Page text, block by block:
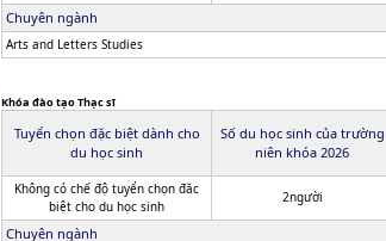
Chuyên ngành
Arts and Letters Studies
Khóa đào tạo Thạc sĩ
Tuyển chọn đặc biệt dành cho
du học sinh
Số du học sinh của trường
niên khóa 2026
Không có chế độ tuyển chọn đăc
biệt cho du học sinh
2người
Chuyên ngành